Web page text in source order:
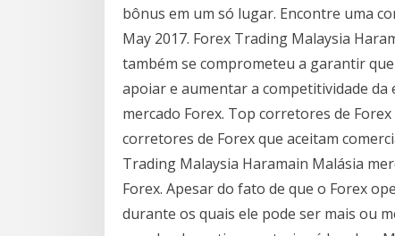
bônus em um só lugar. Encontre uma
May 2017. Forex Trading Malaysia
também se comprometeu a garantir
apoiar e aumentar a competitividade
mercado Forex. Top corretores de
corretores de Forex que aceitam
Trading Malaysia Haramain Malásia
Forex. Apesar do fato de que o Forex
durante os quais ele pode ser mais ou